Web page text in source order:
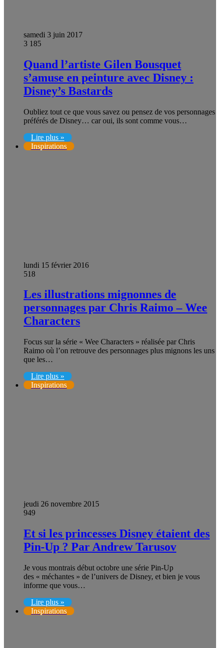
samedi 3 juin 2017
3 185
Quand l’artiste Gilen Bousquet
s’amuse en peinture avec Disney :
Disney’s Bastards
Oubliez tout ce que vous savez ou pensez de vos personnages
préférés de Disney… car oui, ils sont comme vous…
Lire plus »
Inspirations
lundi 15 février 2016
518
Les illustrations mignonnes de
personnages par Chris Raimo – Wee
Characters
Focus sur la série « Wee Characters » réalisée par Chris
Raimo où l’on retrouve des personnages plus mignons les uns
que les…
Lire plus »
Inspirations
jeudi 26 novembre 2015
949
Et si les princesses Disney étaient des
Pin-Up ? Par Andrew Tarusov
Je vous montrais début octobre une série Pin-Up
des « méchantes » de l’univers de Disney, et bien je vous
informe que vous…
Lire plus »
Inspirations